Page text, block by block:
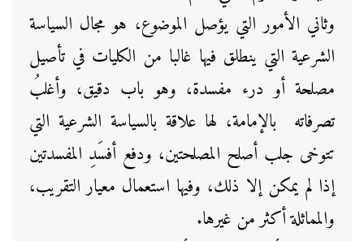
وثاني الأمور التي يؤصل الموضوع، هو مجال السياسة
الشرعية التي ينطلق فيها غالبا من الكليات في تأصيل
مصلحة أو درء مفسدة، وهو باب دقيق، وأغلبُ
تصرفاته بالإمامة، لها علاقة بالسياسة الشرعية التي
تتوخى جلب أصلح المصلحتين، ودفع أفسَدِ المفسدتين
إذا لم يمكن إلا ذلك، وفيها استعمال معيار التقريب،
والمماثلة أكثر من غيرها.